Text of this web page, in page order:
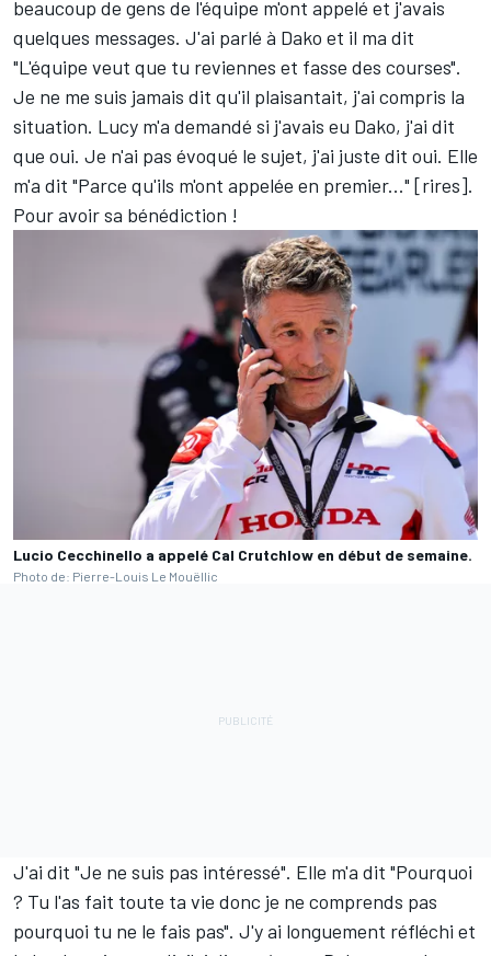
beaucoup de gens de l'équipe m'ont appelé et j'avais
quelques messages. J'ai parlé à Dako et il ma dit
"L'équipe veut que tu reviennes et fasse des courses".
Je ne me suis jamais dit qu'il plaisantait, j'ai compris la
situation. Lucy m'a demandé si j'avais eu Dako, j'ai dit
que oui. Je n'ai pas évoqué le sujet, j'ai juste dit oui. Elle
m'a dit "Parce qu'ils m'ont appelée en premier..." [rires].
Pour avoir sa bénédiction !
Lucio Cecchinello a appelé Cal Crutchlow en début de semaine.
Photo de: Pierre-Louis Le Mouëllic
J'ai dit "Je ne suis pas intéressé". Elle m'a dit "Pourquoi
? Tu l'as fait toute ta vie donc je ne comprends pas
pourquoi tu ne le fais pas". J'y ai longuement réfléchi et